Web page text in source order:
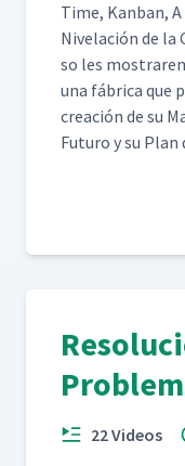
Time, Kan­ban,
Nivelación de la
so les
una fábri­ca que
creación de su
Futuro y su Plan
22 Videos